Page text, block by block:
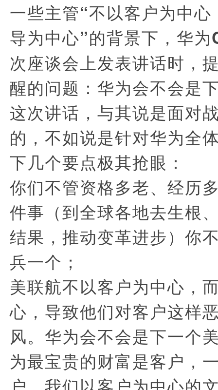
一些主管“不以客户为中
导为中心”的背景下， 华为
次座谈会上发表讲话时，
醒的问题：华为会不会是
这次讲话，与其说是面对
的，不如说是针对华为全
下几个要点极其抢眼：
你们不管资格多老、经历
件事（到全球各地去生根
结果，推动变革进步）你
兵一个；
美联航不以客户为中心，
心，导致他们对客户这样
风。华为会不会是下一个
为最宝贵的财富是客户，